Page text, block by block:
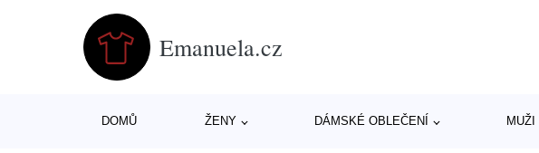
Emanuela.cz
DOMŮ ŽENY DÁMSKÉ OBLEČENÍ MUŽI